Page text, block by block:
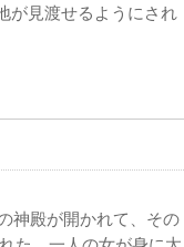
が見渡せるようにされ
殿が開かれて、その